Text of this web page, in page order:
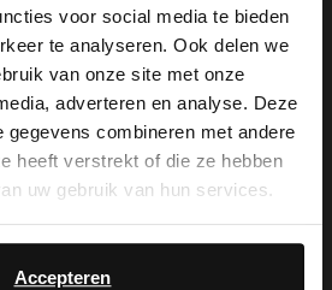
voor social media te bieden
te analyseren. Ook delen we
van onze site met onze
adverteren en analyse. Deze
gegevens combineren met andere
heeft verstrekt of die ze hebben
uw gebruik van hun services.
Accepteren
met bronze details
sneakers hebben een
×
in English?
isn't Dutch. Would
English?